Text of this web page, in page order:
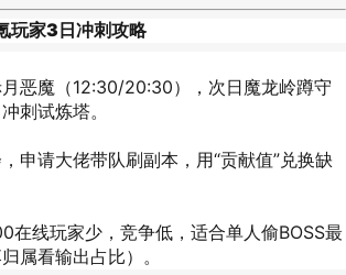
玩家3日冲刺攻略
恶魔（12:30/20:30），次日魔龙岭蹲守
刺试炼塔。
申请大佬带队刷副本，用“贡献值”兑换缺
在线玩家少，竞争低，适合单人偷BOSS最
属看输出占比）。